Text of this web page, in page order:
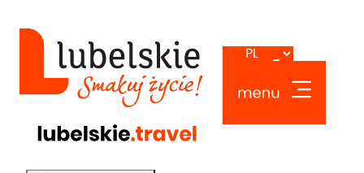
Ułatwienia dostępu
Odwróć kolory
Monochromatyczny